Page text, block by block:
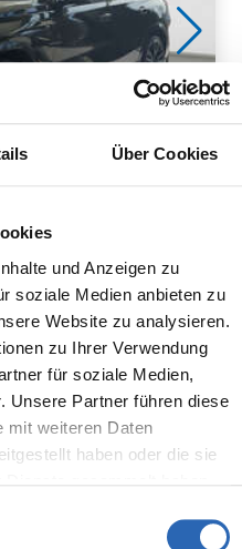
Über Cookies
und Anzeigen zu
soziale Medien anbieten zu
Website zu analysieren.
zu Ihrer Verwendung
für soziale Medien,
Unsere Partner führen diese
mit weiteren Daten
haben oder die sie
inkl. MwSt.
5 Türen
6 Zylinder